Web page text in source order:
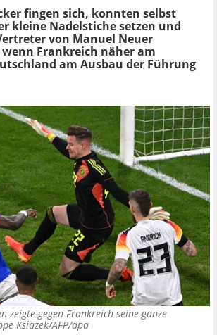
fingen sich, konnten selbst
kleine Nadelstiche setzen und
von Manuel Neuer
Frankreich näher am
am Ausbau der Führung
zeigte gegen Frankreich seine ganze
Ksiazek/AFP/dpa